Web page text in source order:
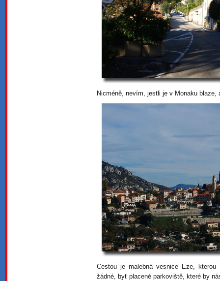
Nicméně, nevím, jestli je v Monaku blaze,
Cestou je malebná vesnice Eze,
žádné, byť placené parkoviště, které by